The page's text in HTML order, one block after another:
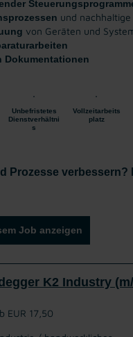
und nachhaltige
von Geräten und
Dokumentationen
Unbefristetes
Dienstverhältni
s
Vollzeitarbeits
platz
Prozesse
Job anzeigen
K2 Industry
EUR 17,50